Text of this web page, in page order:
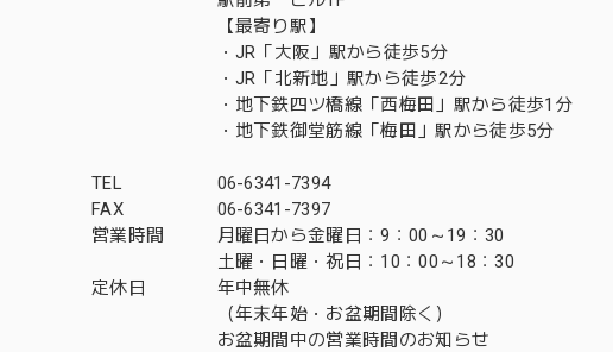
【最寄り駅】
・JR「大阪」駅から徒歩5分
・JR「北新地」駅から徒歩2分
・地下鉄四ツ橋線「西梅田」駅から徒歩1分
・地下鉄御堂筋線「梅田」駅から徒歩5分
TEL
06-6341-7394
FAX
06-6341-7397
営業時間
月曜日から金曜日：9：00～19：30
土曜・日曜・祝日：10：00～18：30
定休日
年中無休
（年末年始・お盆期間除く）
お盆期間中の営業時間のお知らせ